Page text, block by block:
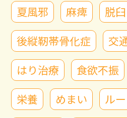
夏風邪 麻痺 脱臼
後縦靭帯骨化症
交
はり治療
食欲不振
栄養
めまい
ル